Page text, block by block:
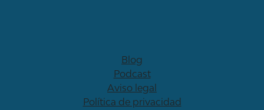
Blog
Podcast
Aviso legal
Política de privacidad